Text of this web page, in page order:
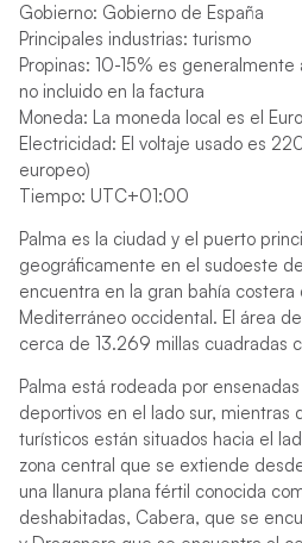
Gobierno: Gobierno de España
Principales industrias: turismo
Propinas: 10-15% es
no incluido en la factura
Moneda: La moneda local es el
Electricidad: El voltaje usado es
europeo)
Tiempo: UTC+01:00
Palma es la ciudad y el puerto
geográficamente en el sudoeste
encuentra en la gran bahía costera
Mediterráneo occidental. El área
cerca de 13.269 millas cuadradas
Palma está rodeada por
deportivos en el lado sur, mientras
turísticos están situados hacia el
zona central que se extiende
una llanura plana fértil conocida
deshabitadas, Cabera, que se